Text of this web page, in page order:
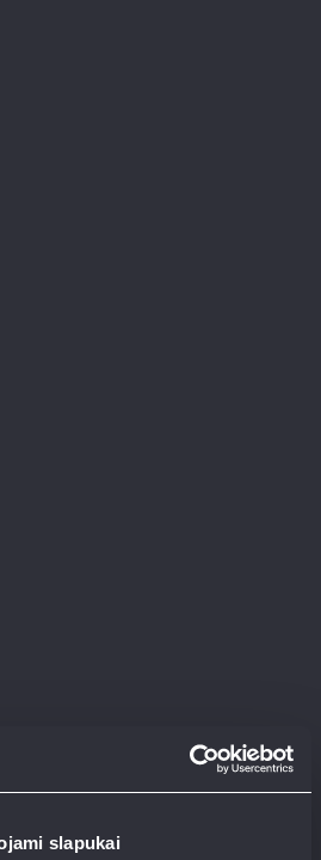
slapukai